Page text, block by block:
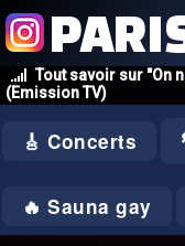
Tout savoir sur "On
(Emission TV)
🎸 Concerts
🔥 Sauna gay